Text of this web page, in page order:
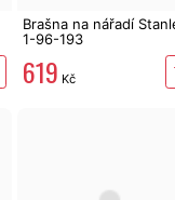
Brašna na nářadí
1-96-193
619 Kč